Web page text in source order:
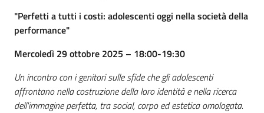
"Perfetti a tutti i costi: adolescenti oggi nella società della
performance"
Mercoledì 29 ottobre 2025 – 18:00-19:30
Un incontro con i genitori sulle sfide che gli adolescenti
affrontano nella costruzione della loro identità e nella ricerca
dell'immagine perfetta, tra social, corpo ed estetica omologata.